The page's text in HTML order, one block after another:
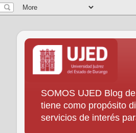
SOMOS UJED Blog
tiene como propósito
servicios de interés